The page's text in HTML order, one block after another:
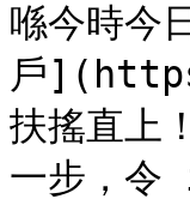
喺今時今
戶
扶搖直上
一步，令